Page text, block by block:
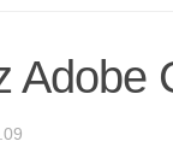
Adobe